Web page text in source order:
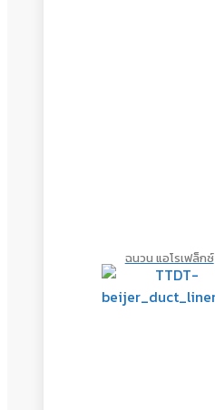
ฉนวน แอโรเฟล็กซ์